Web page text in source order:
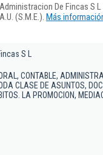
De Fincas S
(S.M.E.). Más
S L
CONTABLE,
CLASE DE ASUNTOS,
LA PROMOCION,